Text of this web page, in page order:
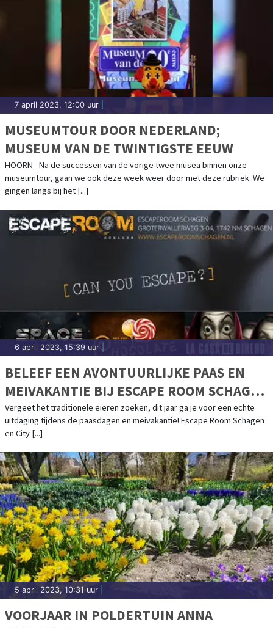
7 april 2023, 12:00 uur
MUSEUMTOUR DOOR NEDERLAND;
MUSEUM VAN DE TWINTIGSTE EEUW
HOORN –Na de successen van de vorige twee musea binnen onze
museumtour, gaan we ook deze week weer door met deze rubriek. We
gingen langs bij het [...]
6 april 2023, 15:39 uur
BELEEF EEN AVONTUURLIJKE PAAS EN
MEIVAKANTIE BIJ ESCAPE ROOM SCHAGEN
& CITY ADVENTURES!
Vergeet het traditionele eieren zoeken, dit jaar ga je voor een echte
uitdaging tijdens de paasdagen en meivakantie! Escape Room Schagen
en City [...]
5 april 2023, 10:31 uur
VOORJAAR IN POLDERTUIN ANNA